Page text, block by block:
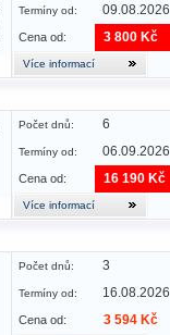
09.08.2026
Termíny od:
3 800 Kč
Cena od:
Více informací
6
Počet dnů:
06.09.2026
Termíny od:
16 190 Kč
Cena od:
Více informací
3
Počet dnů:
16.08.2026
Termíny od:
3 594 Kč
Cena od: